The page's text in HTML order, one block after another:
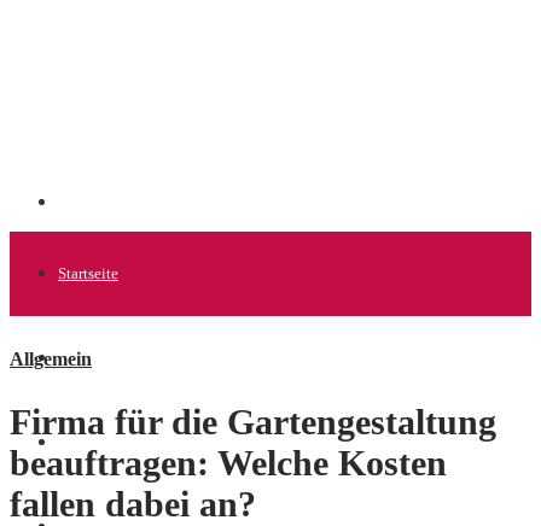
Startseite
Allgemein
Allgemein
Firma für die Gartengestaltung
beauftragen: Welche Kosten
fallen dabei an?